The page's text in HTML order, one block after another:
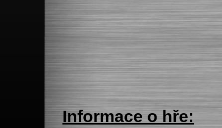
Informace o hře: